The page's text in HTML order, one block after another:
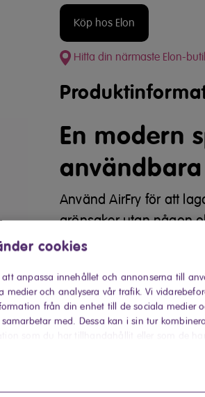
cookies
anpassa innehållet och annonserna till
och analysera vår trafik. Vi
från din enhet till de sociala medier
med. Dessa kan i sin tur
som du har tillhandahållit eller som de
Köp hos Elon
Hitta din närmaste Elon-
En modern
Använd AirFry för att
grönsaker utan någon
den perfekta pizzan.
FrozenBake låter dig
du behöver förvärma